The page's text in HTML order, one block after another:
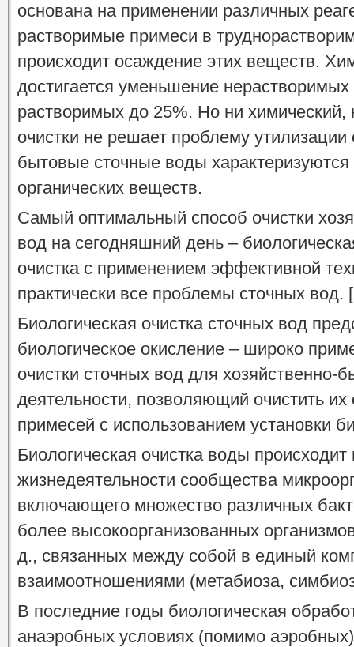
основана на применении различных
растворимые примеси в
происходит осаждение этих веществ.
достигается уменьшение
растворимых до 25%. Но ни химический,
очистки не решает проблему
бытовые сточные воды
органических веществ.
Самый оптимальный способ очистки
вод на сегодняшний день –
очистка с применением эффективной
практически все проблемы сточных вод.
Биологическая очистка сточных вод
биологическое окисление – широко
очистки сточных вод для хозяйственно-
деятельности, позволяющий очистить их
примесей с использованием установки
Биологическая очистка воды происходит
жизнедеятельности сообщества
включающего множество различных
более высокоорганизованных
д., связанных между собой в единый
взаимоотношениями (метабиоза,
В последние годы биологическая
анаэробных условиях (помимо